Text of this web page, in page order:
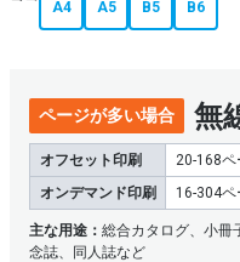
綴じの中心位置までしっか
表面加工
PP加工（クリアPP/マット
オフセットのみ・用紙厚さ
A4 A5 B5 B6
ページが多い場合 無
オフセット印刷
20-168ペ
オンデマンド印刷
16-304
主な用途： 総合カタログ、小冊
念誌、同人誌など